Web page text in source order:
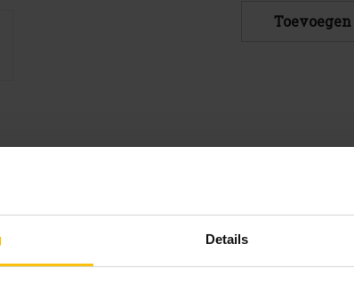
Details
Mongozo
Pilsener
biologische en fairtrade pils ter wereld.